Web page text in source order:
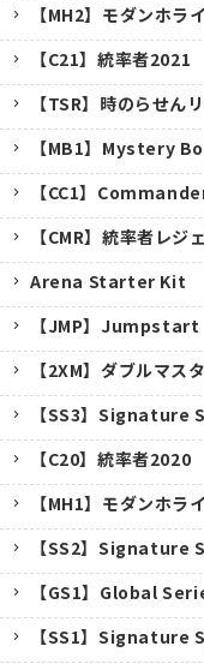
【MH2】モダンホラ
【C21】統率者2021
【TSR】時のらせん
【MB1】Mystery
【CC1】
【CMR】統率者レジ
Arena Starter Kit
【JMP】Jumpstart
【2XM】ダブルマス
【SS3】Signature
【C20】統率者2020
【MH1】モダンホラ
【SS2】
【GS1】Global
【SS1】Signature